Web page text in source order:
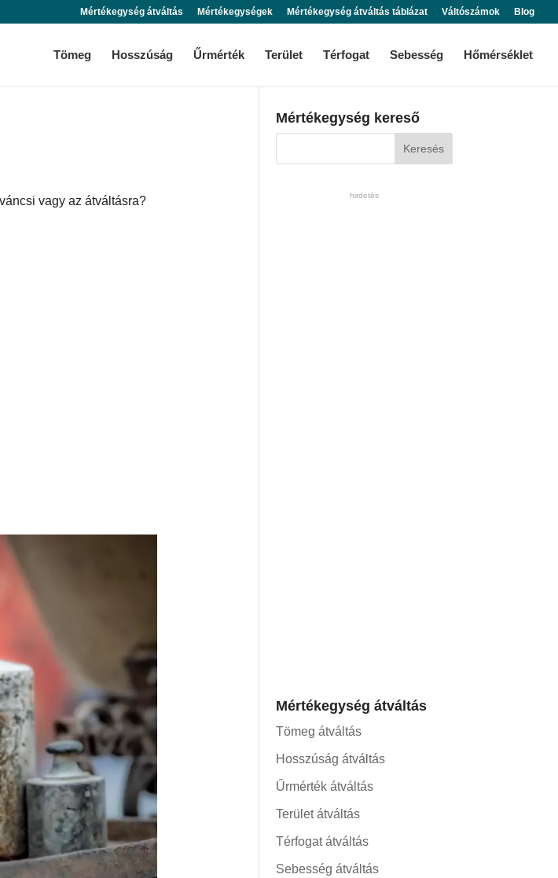
Mértékegység átváltás Mértékegységek Mértékegység átváltás táblázat Váltószámok Blog
Tömeg Hosszúság Űrmérték Terület Térfogat Sebesség Hőmérséklet
vagy az átváltásra?
Mértékegység kereső
hirdetés
Mértékegység átváltás
Tömeg átváltás
Hosszúság átváltás
Űrmérték átváltás
Terület átváltás
Térfogat átváltás
Sebesség átváltás